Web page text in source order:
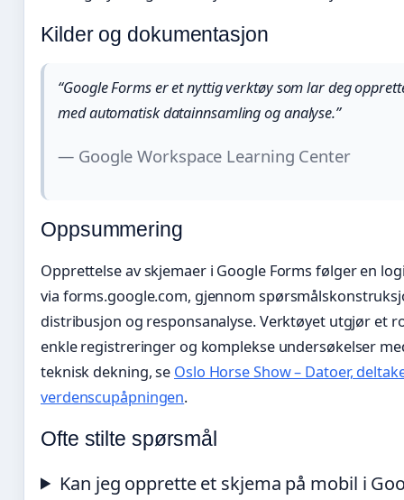
Kilder og dokumentasjon
“Google Forms er et nyttig verktøy som lar deg
med automatisk datainnsamling og analyse.”
— Google Workspace Learning Center
Oppsummering
Opprettelse av skjemaer i Google Forms følger en
via forms.google.com, gjennom
distribusjon og responsanalyse. Verktøyet utgjør et
enkle registreringer og komplekse undersøkelser
teknisk dekning, se Oslo Horse Show – Datoer,
verdenscupåpningen.
Ofte stilte spørsmål
Kan jeg opprette et skjema på mobil i